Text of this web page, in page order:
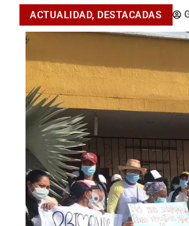
ACTUALIDAD, DESTACADAS